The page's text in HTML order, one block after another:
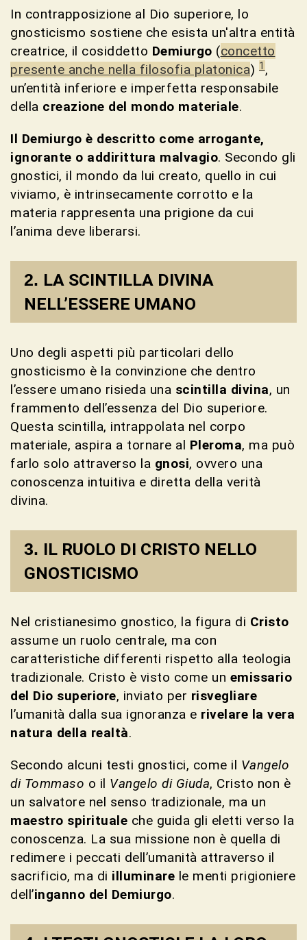
In contrapposizione al Dio superiore, lo
gnosticismo sostiene che esista un'altra entità
creatrice, il cosiddetto Demiurgo (concetto
presente anche nella filosofia platonica) 1 ,
un’entità inferiore e imperfetta responsabile
della creazione del mondo materiale.
Il Demiurgo è descritto come arrogante,
ignorante o addirittura malvagio. Secondo gli
gnostici, il mondo da lui creato, quello in cui
viviamo, è intrinsecamente corrotto e la
materia rappresenta una prigione da cui
l’anima deve liberarsi.
LA SCINTILLA DIVINA
NELL’ESSERE UMANO
Uno degli aspetti più particolari dello
gnosticismo è la convinzione che dentro
l’essere umano risieda una scintilla divina, un
frammento dell’essenza del Dio superiore.
Questa scintilla, intrappolata nel corpo
materiale, aspira a tornare al Pleroma, ma può
farlo solo attraverso la gnosi, ovvero una
conoscenza intuitiva e diretta della verità
divina.
IL RUOLO DI CRISTO NELLO
GNOSTICISMO
Nel cristianesimo gnostico, la figura di Cristo
assume un ruolo centrale, ma con
caratteristiche differenti rispetto alla teologia
tradizionale. Cristo è visto come un emissario
del Dio superiore, inviato per risvegliare
l’umanità dalla sua ignoranza e rivelare la vera
natura della realtà.
Secondo alcuni testi gnostici, come il Vangelo
di Tommaso o il Vangelo di Giuda, Cristo non è
un salvatore nel senso tradizionale, ma un
maestro spirituale che guida gli eletti verso la
conoscenza. La sua missione non è quella di
redimere i peccati dell’umanità attraverso il
sacrificio, ma di illuminare le menti prigioniere
dell’inganno del Demiurgo.